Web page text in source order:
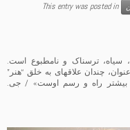
This entry was posted in
سیاه، ترسناک و نامطبوع است.
چندان علاقه­ای به خلق “هنر”
بیشتر راه­ و رسم اوست» / جی.